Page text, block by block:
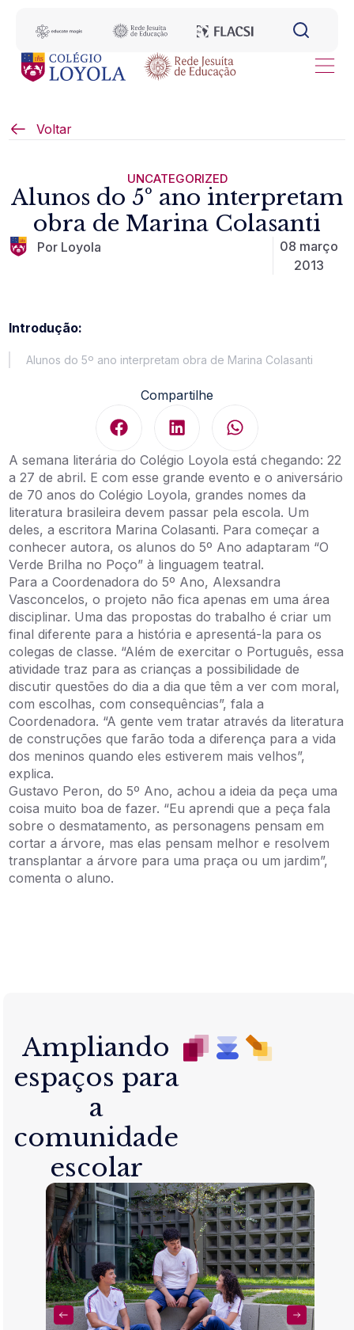
Voltar
UNCATEGORIZED
Alunos do 5º ano interpretam
obra de Marina Colasanti
Por Loyola
08 março
2013
Introdução:
Alunos do 5º ano interpretam obra de Marina Colasanti
Compartilhe
A semana literária do Colégio Loyola está chegando: 22
a 27 de abril. E com esse grande evento e o aniversário
de 70 anos do Colégio Loyola, grandes nomes da
literatura brasileira devem passar pela escola. Um
deles, a escritora Marina Colasanti. Para começar a
conhecer autora, os alunos do 5º Ano adaptaram “O
Verde Brilha no Poço” à linguagem teatral.
Para a Coordenadora do 5º Ano, Alexsandra
Vasconcelos, o projeto não fica apenas em uma área
disciplinar. Uma das propostas do trabalho é criar um
final diferente para a história e apresentá-la para os
colegas de classe. “Além de exercitar o Português, essa
atividade traz para as crianças a possibilidade de
discutir questões do dia a dia que têm a ver com moral,
com escolhas, com consequências”, fala a
Coordenadora. “A gente vem tratar através da literatura
de construções que farão toda a diferença para a vida
dos meninos quando eles estiverem mais velhos”,
explica.
Gustavo Peron, do 5º Ano, achou a ideia da peça uma
coisa muito boa de fazer. “Eu aprendi que a peça fala
sobre o desmatamento, as personagens pensam em
cortar a árvore, mas elas pensam melhor e resolvem
transplantar a árvore para uma praça ou um jardim”,
comenta o aluno.
Ampliando
espaços para
a
comunidade
escolar